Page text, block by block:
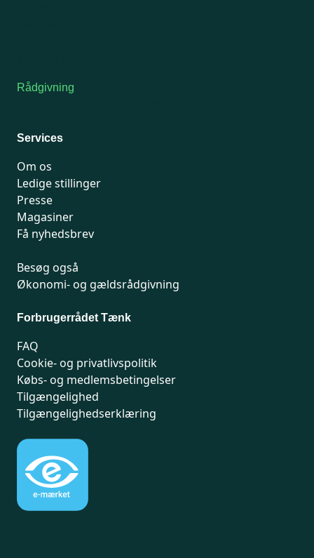
Rådgivning
Services
Om os
Ledige stillinger
Presse
Magasiner
Få nyhedsbrev
Besøg også
Økonomi- og gældsrådgivning
Forbrugerrådet Tænk
FAQ
Cookie- og privatlivspolitik
Købs- og medlemsbetingelser
Tilgængelighed
Tilgængelighedserklæring